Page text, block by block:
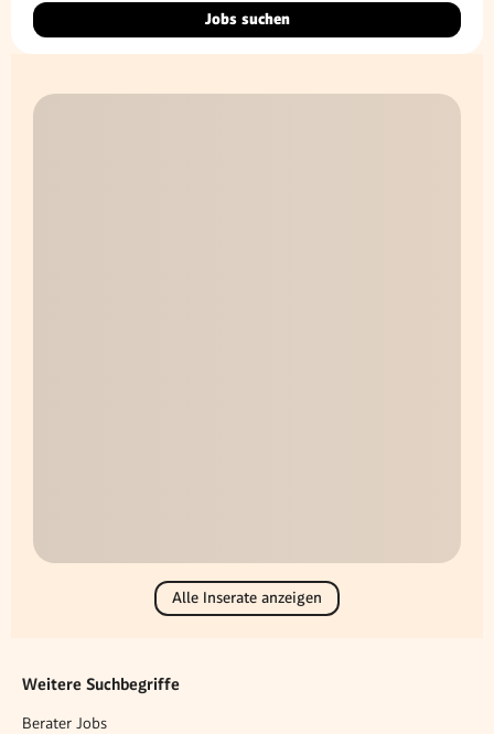
Jobs suchen
Alle Inserate anzeigen
Weitere Suchbegriffe
Berater Jobs